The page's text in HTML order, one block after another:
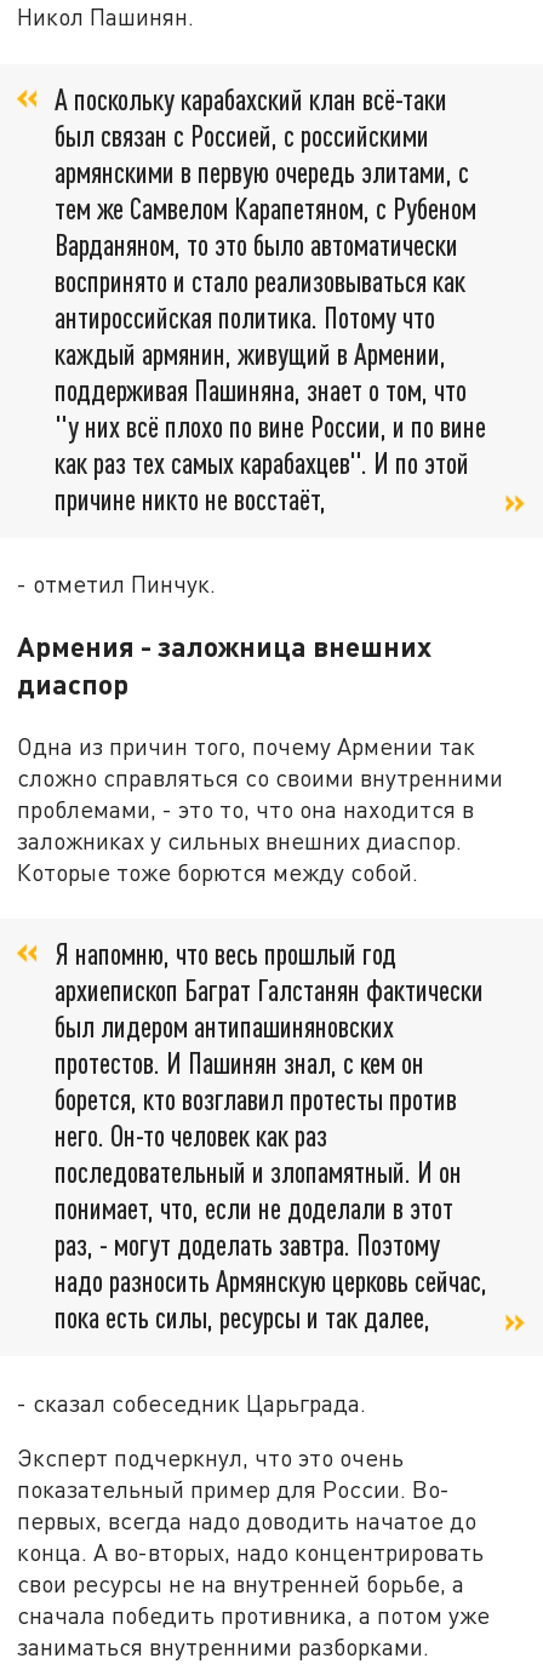
Никол Пашинян.
А поскольку карабахский клан всё-таки
был связан с Россией, с российскими
армянскими в первую очередь элитами, с
тем же Самвелом Карапетяном, с Рубеном
Варданяном, то это было автоматически
воспринято и стало реализовываться как
антироссийская политика. Потому что
каждый армянин, живущий в Армении,
поддерживая Пашиняна, знает о том, что
"у них всё плохо по вине России, и по вине
как раз тех самых карабахцев". И по этой
причине никто не восстаёт,
- отметил Пинчук.
Армения - заложница внешних
диаспор
Одна из причин того, почему Армении так
сложно справляться со своими внутренними
проблемами, - это то, что она находится в
заложниках у сильных внешних диаспор.
Которые тоже борются между собой.
Я напомню, что весь прошлый год
архиепископ Баграт Галстанян фактически
был лидером антипашиняновских
протестов. И Пашинян знал, с кем он
борется, кто возглавил протесты против
него. Он-то человек как раз
последовательный и злопамятный. И он
понимает, что, если не доделали в этот
раз, - могут доделать завтра. Поэтому
надо разносить Армянскую церковь сейчас,
пока есть силы, ресурсы и так далее,
- сказал собеседник Царьграда.
Эксперт подчеркнул, что это очень
показательный пример для России. Во-
первых, всегда надо доводить начатое до
конца. А во-вторых, надо концентрировать
свои ресурсы не на внутренней борьбе, а
сначала победить противника, а потом уже
заниматься внутренними разборками.